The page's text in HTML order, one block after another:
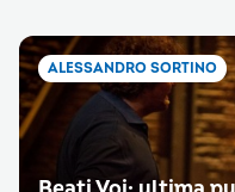
ALESSANDRO SORTINO